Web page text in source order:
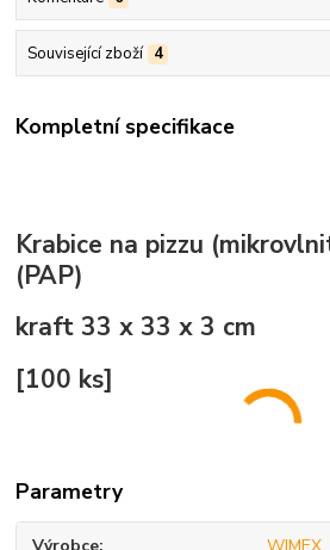
Související zboží 4
Kompletní specifikace
Krabice na pizzu
(PAP)
kraft 33 x 33 x 3 cm
[100 ks]
Parametry
Výrobce WIMEX